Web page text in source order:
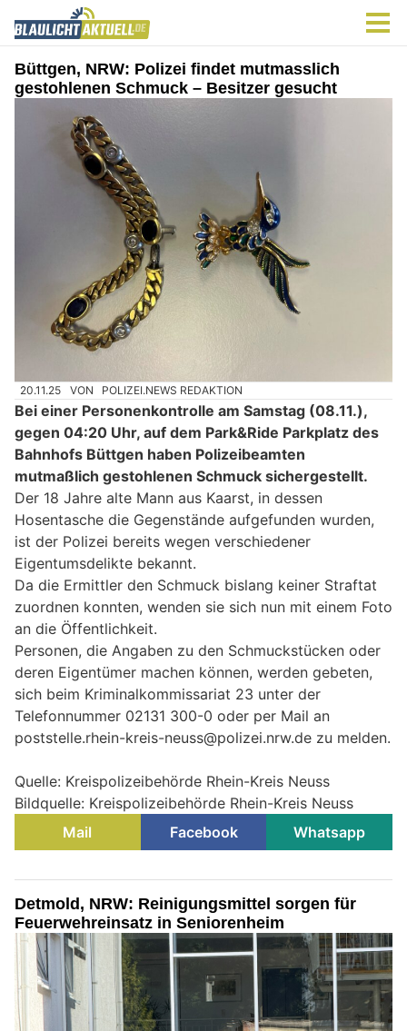
Büttgen, NRW: Polizei findet mutmasslich
gestohlenen Schmuck – Besitzer gesucht
20.11.25 VON POLIZEI.NEWS REDAKTION
Bei einer Personenkontrolle am Samstag (08.11.),
gegen 04:20 Uhr, auf dem Park&Ride Parkplatz des
Bahnhofs Büttgen haben Polizeibeamten
mutmaßlich gestohlenen Schmuck sichergestellt.
Der 18 Jahre alte Mann aus Kaarst, in dessen
Hosentasche die Gegenstände aufgefunden wurden,
ist der Polizei bereits wegen verschiedener
Eigentumsdelikte bekannt.
Da die Ermittler den Schmuck bislang keiner Straftat
zuordnen konnten, wenden sie sich nun mit einem Foto
an die Öffentlichkeit.
Personen, die Angaben zu den Schmuckstücken oder
deren Eigentümer machen können, werden gebeten,
sich beim Kriminalkommissariat 23 unter der
Telefonnummer 02131 300-0 oder per Mail an
poststelle.rhein-kreis-neuss@polizei.nrw.de zu melden.
Quelle: Kreispolizeibehörde Rhein-Kreis Neuss
Bildquelle: Kreispolizeibehörde Rhein-Kreis Neuss
Mail
Facebook Whatsapp
Detmold, NRW: Reinigungsmittel sorgen für
Feuerwehreinsatz in Seniorenheim